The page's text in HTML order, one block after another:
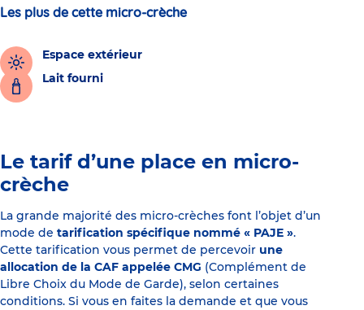
Les plus de cette micro-crèche
Espace extérieur
Lait fourni
Le tarif d’une place en micro-
crèche
La grande majorité des micro-crèches font l’objet d’un
mode de tarification spécifique nommé « PAJE ».
Cette tarification vous permet de percevoir une
allocation de la CAF appelée CMG (Complément de
Libre Choix du Mode de Garde), selon certaines
conditions. Si vous en faites la demande et que vous